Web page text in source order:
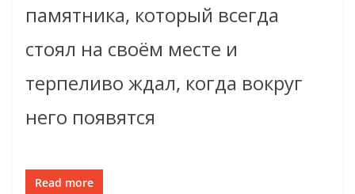
памятника, который всегда
стоял на своём месте и
терпеливо ждал, когда вокруг
него появятся
Read more